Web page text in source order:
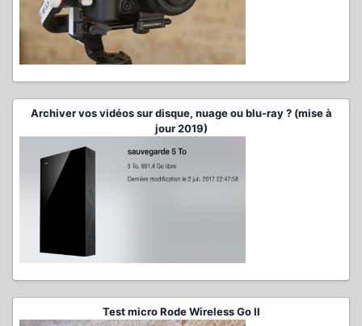
Archiver vos vidéos sur disque, nuage ou blu-ray ? (mise à
jour 2019)
Test micro Rode Wireless Go II